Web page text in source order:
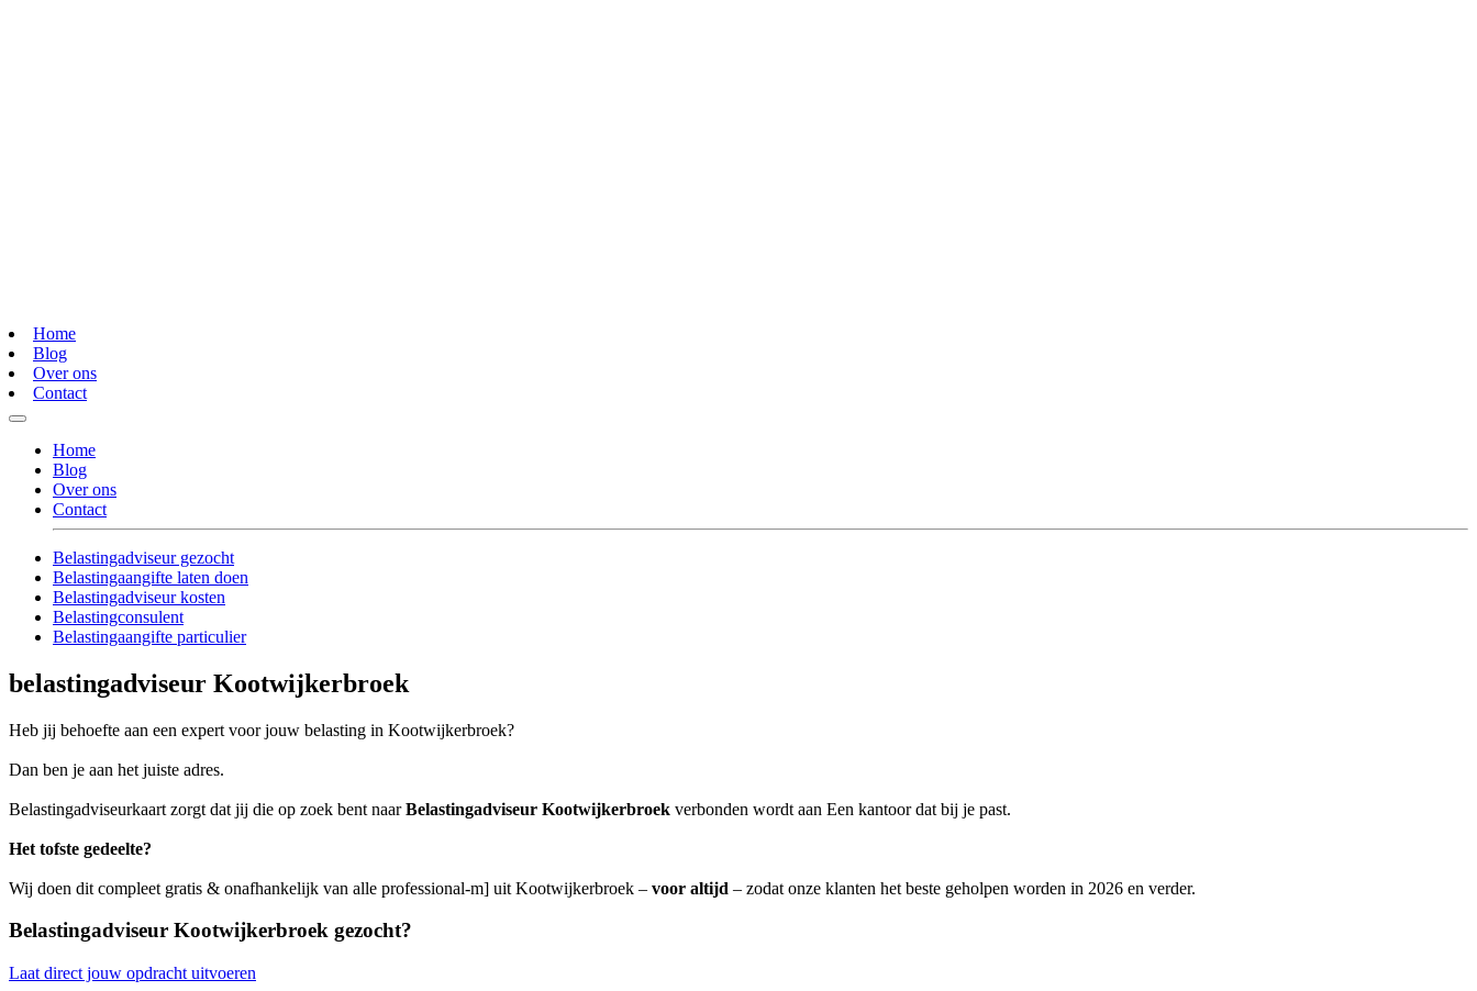
Home
Blog
Over ons
Contact
Home
Blog
Over ons
Contact
Belastingadviseur gezocht
Belastingaangifte laten doen
Belastingadviseur kosten
Belastingconsulent
Belastingaangifte particulier
belastingadviseur Kootwijkerbroek
Heb jij behoefte aan een expert voor jouw belasting in Kootwijkerbroek?
Dan ben je aan het juiste adres.
Belastingadviseurkaart zorgt dat jij die op zoek bent naarBelastingadviseur Kootwijkerbroek verbonden wordt aan Een kantoor dat bij je past.
Het tofste gedeelte?
Wij doen dit compleet gratis & onafhankelijk van alle professional-m] uit Kootwijkerbroek – voor altijd – zodat onze klanten het beste geholpen worden in 2026 en verder.
Belastingadviseur Kootwijkerbroek gezocht?
Laat direct jouw opdracht uitvoeren